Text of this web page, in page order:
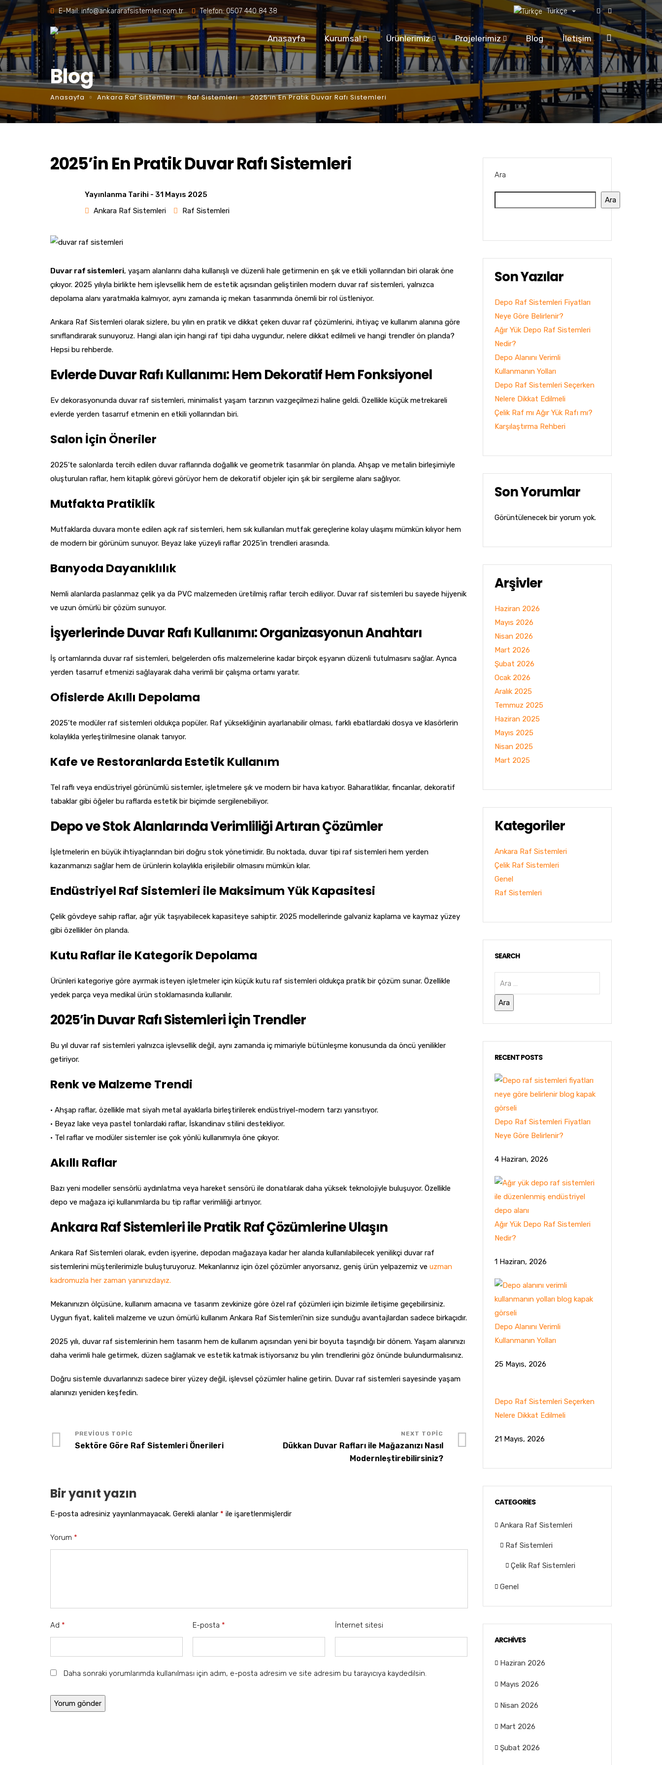
E-Mail:info@ankararafsistemleri.com.tr Telefon:0507 440 84 38 Türkçe
Anasayfa Kurumsal Ürünlerimiz Projelerimiz Blog İletişim
Blog
Anasayfa Ankara Raf Sistemleri Raf Sistemleri 2025’in En Pratik Duvar Rafı Sistemleri
2025’in En Pratik Duvar Rafı Sistemleri
Yayınlanma Tarihi - 31 Mayıs 2025
Ankara Raf Sistemleri
Raf Sistemleri
Duvar raf sistemleri, yaşam alanlarını daha kullanışlı ve düzenli hale getirmenin en şık ve etkili yollarından biri olarak öne
çıkıyor. 2025 yılıyla birlikte hem işlevsellik hem de estetik açısından geliştirilen modern duvar raf sistemleri, yalnızca
depolama alanı yaratmakla kalmıyor, aynı zamanda iç mekan tasarımında önemli bir rol üstleniyor.
Ankara Raf Sistemleri olarak sizlere, bu yılın en pratik ve dikkat çeken duvar raf çözümlerini, ihtiyaç ve kullanım alanına göre
sınıflandırarak sunuyoruz. Hangi alan için hangi raf tipi daha uygundur, nelere dikkat edilmeli ve hangi trendler ön planda?
Hepsi bu rehberde.
Evlerde Duvar Rafı Kullanımı: Hem Dekoratif Hem Fonksiyonel
Ev dekorasyonunda duvar raf sistemleri, minimalist yaşam tarzının vazgeçilmezi haline geldi. Özellikle küçük metrekareli
evlerde yerden tasarruf etmenin en etkili yollarından biri.
Salon İçin Öneriler
2025’te salonlarda tercih edilen duvar raflarında doğallık ve geometrik tasarımlar ön planda. Ahşap ve metalin birleşimiyle
oluşturulan raflar, hem kitaplık görevi görüyor hem de dekoratif objeler için şık bir sergileme alanı sağlıyor.
Mutfakta Pratiklik
Mutfaklarda duvara monte edilen açık raf sistemleri, hem sık kullanılan mutfak gereçlerine kolay ulaşımı mümkün kılıyor hem
de modern bir görünüm sunuyor. Beyaz lake yüzeyli raflar 2025’in trendleri arasında.
Banyoda Dayanıklılık
Nemli alanlarda paslanmaz çelik ya da PVC malzemeden üretilmiş raflar tercih ediliyor. Duvar raf sistemleri bu sayede hijyenik
ve uzun ömürlü bir çözüm sunuyor.
İşyerlerinde Duvar Rafı Kullanımı: Organizasyonun Anahtarı
İş ortamlarında duvar raf sistemleri, belgelerden ofis malzemelerine kadar birçok eşyanın düzenli tutulmasını sağlar. Ayrıca
yerden tasarruf etmenizi sağlayarak daha verimli bir çalışma ortamı yaratır.
Ofislerde Akıllı Depolama
2025’te modüler raf sistemleri oldukça popüler. Raf yüksekliğinin ayarlanabilir olması, farklı ebatlardaki dosya ve klasörlerin
kolaylıkla yerleştirilmesine olanak tanıyor.
Kafe ve Restoranlarda Estetik Kullanım
Tel raflı veya endüstriyel görünümlü sistemler, işletmelere şık ve modern bir hava katıyor. Baharatlıklar, fincanlar, dekoratif
tabaklar gibi öğeler bu raflarda estetik bir biçimde sergilenebiliyor.
Depo ve Stok Alanlarında Verimliliği Artıran Çözümler
İşletmelerin en büyük ihtiyaçlarından biri doğru stok yönetimidir. Bu noktada, duvar tipi raf sistemleri hem yerden
kazanmanızı sağlar hem de ürünlerin kolaylıkla erişilebilir olmasını mümkün kılar.
Endüstriyel Raf Sistemleri ile Maksimum Yük Kapasitesi
Çelik gövdeye sahip raflar, ağır yük taşıyabilecek kapasiteye sahiptir. 2025 modellerinde galvaniz kaplama ve kaymaz yüzey
gibi özellikler ön planda.
Kutu Raflar ile Kategorik Depolama
Ürünleri kategoriye göre ayırmak isteyen işletmeler için küçük kutu raf sistemleri oldukça pratik bir çözüm sunar. Özellikle
yedek parça veya medikal ürün stoklamasında kullanılır.
2025’in Duvar Rafı Sistemleri İçin Trendler
Bu yıl duvar raf sistemleri yalnızca işlevsellik değil, aynı zamanda iç mimariyle bütünleşme konusunda da öncü yenilikler
getiriyor.
Renk ve Malzeme Trendi
• Ahşap raflar, özellikle mat siyah metal ayaklarla birleştirilerek endüstriyel-modern tarzı yansıtıyor.
• Beyaz lake veya pastel tonlardaki raflar, İskandinav stilini destekliyor.
• Tel raflar ve modüler sistemler ise çok yönlü kullanımıyla öne çıkıyor.
Akıllı Raflar
Bazı yeni modeller sensörlü aydınlatma veya hareket sensörü ile donatılarak daha yüksek teknolojiyle buluşuyor. Özellikle
depo ve mağaza içi kullanımlarda bu tip raflar verimliliği artırıyor.
Ankara Raf Sistemleri ile Pratik Raf Çözümlerine Ulaşın
Ankara Raf Sistemleri olarak, evden işyerine, depodan mağazaya kadar her alanda kullanılabilecek yenilikçi duvar raf
sistemlerini müşterilerimizle buluşturuyoruz. Mekanlarınız için özel çözümler arıyorsanız, geniş ürün yelpazemiz ve uzman
kadromuzla her zaman yanınızdayız.
Mekanınızın ölçüsüne, kullanım amacına ve tasarım zevkinize göre özel raf çözümleri için bizimle iletişime geçebilirsiniz.
Uygun fiyat, kaliteli malzeme ve uzun ömürlü kullanım Ankara Raf Sistemleri’nin size sunduğu avantajlardan sadece birkaçıdır.
2025 yılı, duvar raf sistemlerinin hem tasarım hem de kullanım açısından yeni bir boyuta taşındığı bir dönem. Yaşam alanınızı
daha verimli hale getirmek, düzen sağlamak ve estetik katmak istiyorsanız bu yılın trendlerini göz önünde bulundurmalısınız.
Doğru sistemle duvarlarınızı sadece birer yüzey değil, işlevsel çözümler haline getirin. Duvar raf sistemleri sayesinde yaşam
alanınızı yeniden keşfedin.
Sektöre Göre Raf Sistemleri Önerileri
Dükkan Duvar Rafları ile Mağazanızı Nasıl
Modernleştirebilirsiniz?
Bir yanıt yazın
E-posta adresiniz yayınlanmayacak. Gerekli alanlar * ile işaretlenmişlerdir
Yorum *
Ad * E-posta * İnternet sitesi
Daha sonraki yorumlarımda kullanılması için adım, e-posta adresim ve site adresim bu tarayıcıya kaydedilsin.
Ara
Ara
Son Yazılar
Depo Raf Sistemleri Fiyatları
Neye Göre Belirlenir?
Ağır Yük Depo Raf Sistemleri
Nedir?
Depo Alanını Verimli
Kullanmanın Yolları
Depo Raf Sistemleri Seçerken
Nelere Dikkat Edilmeli
Çelik Raf mı Ağır Yük Rafı mı?
Karşılaştırma Rehberi
Son Yorumlar
Görüntülenecek bir yorum yok.
Arşivler
Haziran 2026
Mayıs 2026
Nisan 2026
Mart 2026
Şubat 2026
Ocak 2026
Aralık 2025
Temmuz 2025
Haziran 2025
Mayıs 2025
Nisan 2025
Mart 2025
Kategoriler
Ankara Raf Sistemleri
Çelik Raf Sistemleri
Genel
Raf Sistemleri
SEARCH
RECENT POSTS
Depo Raf Sistemleri Fiyatları
Neye Göre Belirlenir?
4 Haziran, 2026
Ağır Yük Depo Raf Sistemleri
Nedir?
1 Haziran, 2026
Depo Alanını Verimli
Kullanmanın Yolları
25 Mayıs, 2026
Depo Raf Sistemleri Seçerken
Nelere Dikkat Edilmeli
21 Mayıs, 2026
CATEGORIES
Ankara Raf Sistemleri
Raf Sistemleri
Çelik Raf Sistemleri
Genel
ARCHIVES
Haziran 2026
Mayıs 2026
Nisan 2026
Mart 2026
Şubat 2026